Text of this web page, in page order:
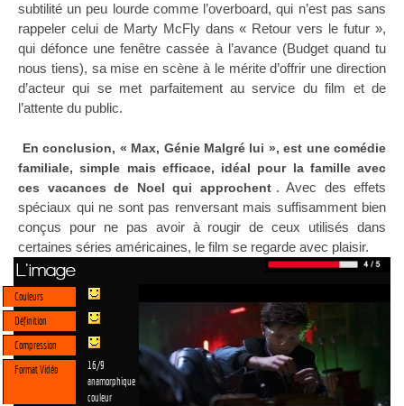
subtilité un peu lourde comme l’overboard, qui n’est pas sans
rappeler celui de Marty McFly dans « Retour vers le futur »,
qui défonce une fenêtre cassée à l’avance (Budget quand tu
nous tiens), sa mise en scène à le mérite d’offrir une direction
d’acteur qui se met parfaitement au service du film et de
l’attente du public.
En conclusion, « Max, Génie Malgré lui », est une comédie
familiale, simple mais efficace, idéal pour la famille avec
ces vacances de Noel qui approchent . Avec des effets
spéciaux qui ne sont pas renversant mais suffisamment bien
conçus pour ne pas avoir à rougir de ceux utilisés dans
certaines séries américaines, le film se regarde avec plaisir.
L'image
Couleurs
Définition
Compression
Format Vidéo
16/9
anamorphique
couleur